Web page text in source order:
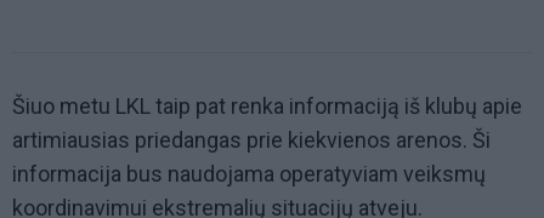
Šiuo metu LKL taip pat renka informaciją iš klubų apie
artimiausias priedangas prie kiekvienos arenos. Ši
informacija bus naudojama operatyviam veiksmų
koordinavimui ekstremalių situacijų atveju.